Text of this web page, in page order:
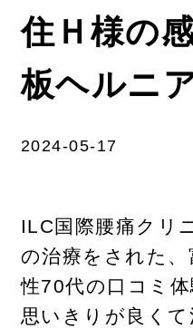
住Ｈ様の
板ヘルニ
2024-05-17
ILC国際腰痛クリ
の治療をされた、
性70代の口コミ体
思いきりが良く